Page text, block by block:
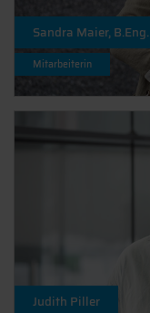
Sandra Maier, B.Eng.
Mitarbeiterin
Judith Piller